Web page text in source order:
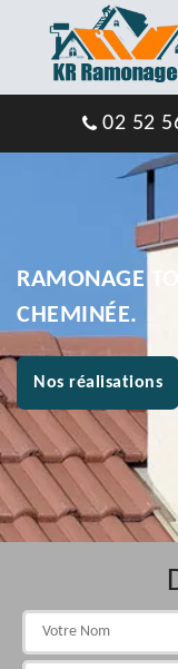
02 52
RAMONAGE
CHEMINÉE.
Nos réalisations